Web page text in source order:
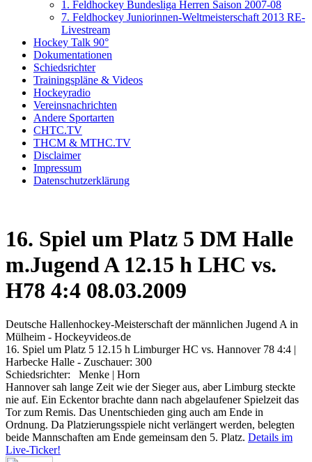
1. Feldhockey Bundesliga Herren Saison 2007-08
7. Feldhockey Juniorinnen-Weltmeisterschaft 2013 RE-
Livestream
Hockey Talk 90°
Dokumentationen
Schiedsrichter
Trainingspläne & Videos
Hockeyradio
Vereinsnachrichten
Andere Sportarten
CHTC.TV
THCM & MTHC.TV
Disclaimer
Impressum
Datenschutzerklärung
16. Spiel um Platz 5 DM Halle
m.Jugend A 12.15 h LHC vs.
H78 4:4 08.03.2009
Deutsche Hallenhockey-Meisterschaft der männlichen Jugend A in
Mülheim - Hockeyvideos.de
16. Spiel um Platz 5 12.15 h Limburger HC vs. Hannover 78 4:4 |
Harbecke Halle - Zuschauer: 300
Schiedsrichter: Menke | Horn
Hannover sah lange Zeit wie der Sieger aus, aber Limburg steckte
nie auf. Ein Eckentor brachte dann nach abgelaufener Spielzeit das
Tor zum Remis. Das Unentschieden ging auch am Ende in
Ordnung. Da Platzierungsspiele nicht verlängert werden, belegten
beide Mannschaften am Ende gemeinsam den 5. Platz. Details im
Live-Ticker!